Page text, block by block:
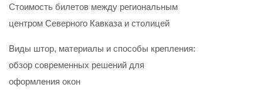
Стоимость билетов между региональным
центром Северного Кавказа и столицей
Виды штор, материалы и способы крепления:
обзор современных решений для
оформления окон